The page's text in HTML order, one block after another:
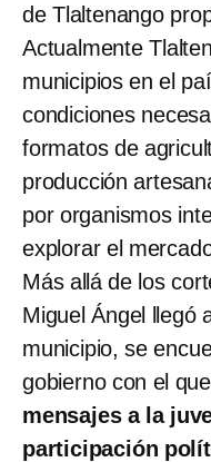
de Tlaltenango
Actualmente
municipios en el
condiciones
formatos de
producción
por organismos
explorar el
Más allá de los
Miguel Ángel llegó
municipio, se
gobierno con el
mensajes a la
participación